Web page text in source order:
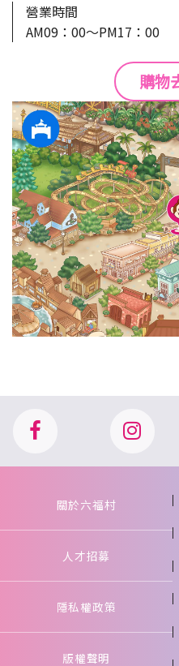
營業時間
AM09：00～PM17：00
購物
關於六福村
人才招募
隱私權政策
版權聲明